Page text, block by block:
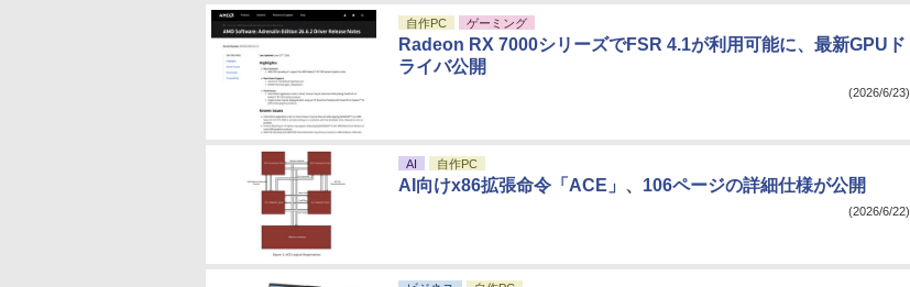
自作PC ゲーミング
Radeon RX 7000シリーズでFSR 4.1が利用可能に、最新GPUド
ライバ公開
(2026/6/23)
AI 自作PC
AI向けx86拡張命令「ACE」、106ページの詳細仕様が公開
(2026/6/22)